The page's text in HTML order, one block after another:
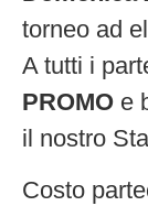
torneo ad
A tutti i
PROMO e
il nostro
Costo